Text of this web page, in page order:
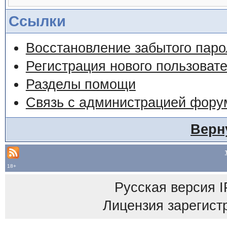
Ссылки
Восстановление забытого
Регистрация нового
Разделы помощи
Связь с администрацией
18+
Русская версия
Лицензия